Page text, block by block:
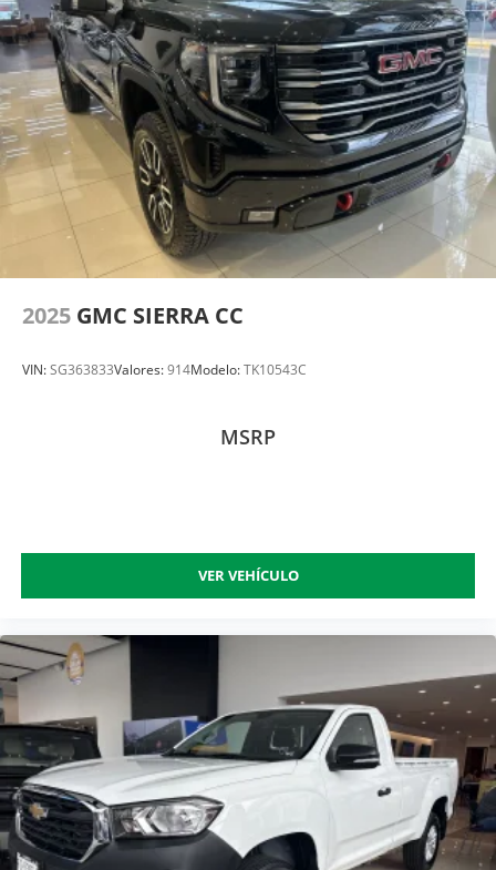
2025 GMC SIERRA CC
VIN:SG363833Valores:914Modelo:TK10543C
MSRP
VER VEHÍCULO